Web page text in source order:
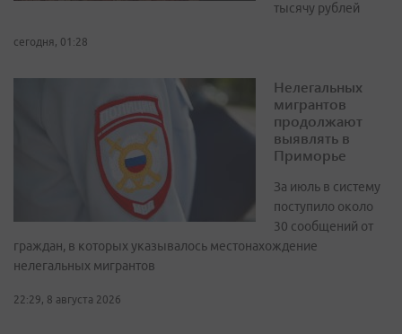
тысячу рублей
сегодня, 01:28
Нелегальных
мигрантов
продолжают
выявлять в
Приморье
За июль в систему
поступило около
30 сообщений от
граждан, в которых указывалось местонахождение
нелегальных мигрантов
22:29, 8 августа 2026